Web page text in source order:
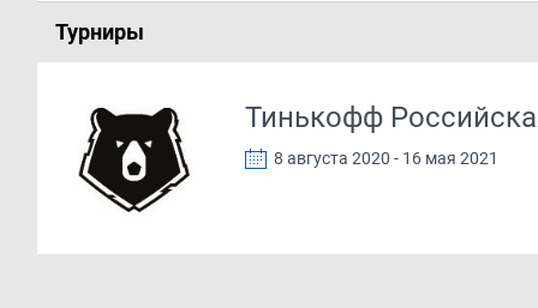
Турниры
Тинькофф
8 августа 2020 - 16 мая 2021